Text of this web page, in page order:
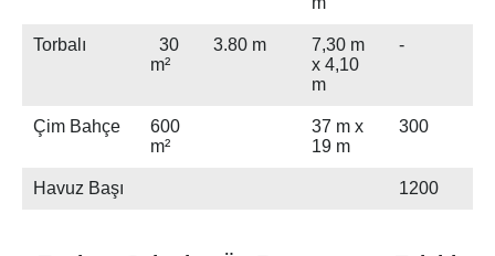
Torbalı
30
m²
3.80 m
7,30 m
x 4,10
m
-
Çim Bahçe
600
m²
37 m x
19 m
300
Havuz Başı 1200